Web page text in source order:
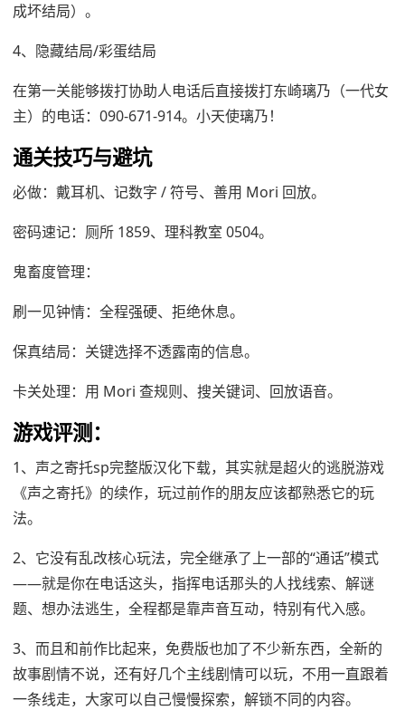
成坏结局）。
4、隐藏结局/彩蛋结局
在第一关能够拨打协助人电话后直接拨打东崎璃乃（一代女
主）的电话：090-671-914。小天使璃乃！
通关技巧与避坑
必做：戴耳机、记数字 / 符号、善用 Mori 回放。
密码速记：厕所 1859、理科教室 0504。
鬼畜度管理：
刷一见钟情：全程强硬、拒绝休息。
保真结局：关键选择不透露南的信息。
卡关处理：用 Mori 查规则、搜关键词、回放语音。
游戏评测：
1、声之寄托sp完整版汉化下载，其实就是超火的逃脱游戏
《声之寄托》的续作，玩过前作的朋友应该都熟悉它的玩
法。
2、它没有乱改核心玩法，完全继承了上一部的“通话”模式
——就是你在电话这头，指挥电话那头的人找线索、解谜
题、想办法逃生，全程都是靠声音互动，特别有代入感。
3、而且和前作比起来，免费版也加了不少新东西，全新的
故事剧情不说，还有好几个主线剧情可以玩，不用一直跟着
一条线走，大家可以自己慢慢探索，解锁不同的内容。